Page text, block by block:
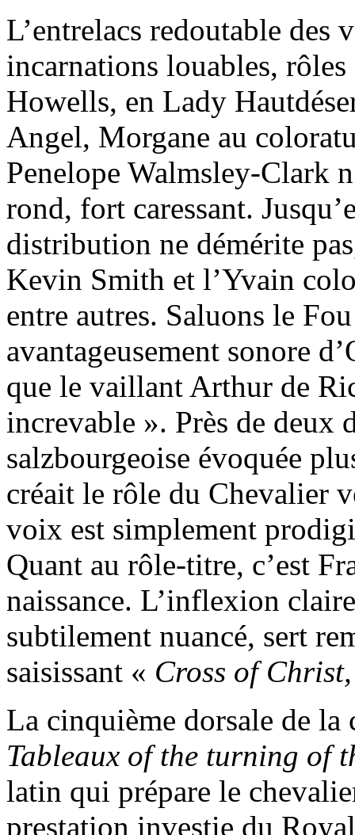
L’entrelacs redoutable
incarnations louables, rôles
Howells, en Lady
Angel, Morgane au
Penelope Walmsley-Clark
rond, fort caressant.
distribution ne démérite
Kevin Smith et l’Yvain
entre autres. Saluons le
avantageusement sonore
que le vaillant Arthur de
increvable ». Près de deux
salzbourgeoise évoquée
créait le rôle du Chevalier
voix est simplement
Quant au rôle-titre, c’est
naissance. L’inflexion
subtilement nuancé, sert
saisissant « Cross of
La cinquième dorsale de
Tableaux of the turning of
latin qui prépare le
prestation investie du